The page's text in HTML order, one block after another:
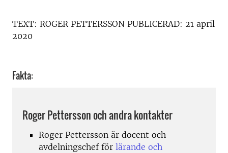
TEXT: ROGER PETTERSSON PUBLICERAD: 21 april
2020
Fakta:
Roger Pettersson och andra kontakter
Roger Pettersson är docent och
avdelningschef för lärande och